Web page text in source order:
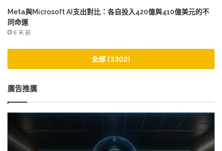
Meta與Microsoft AI支出對比：各自投入420億與410億美元的不
同命運
6 天 前
全部 (3302)
廣告推廣